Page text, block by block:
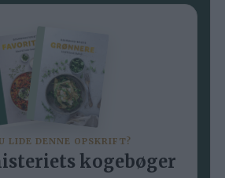
LIDE DENNE OPSKRIFT?
kogebøger